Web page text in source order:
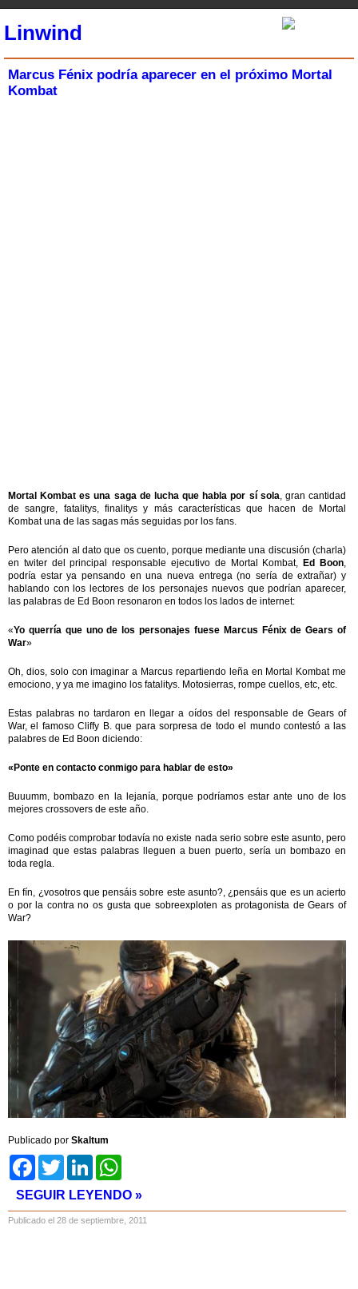
Linwind
Marcus Fénix podría aparecer en el próximo Mortal
Kombat
Mortal Kombat es una saga de lucha que habla por sí sola, gran cantidad
de sangre, fatalitys, finalitys y más características que hacen de Mortal
Kombat una de las sagas más seguidas por los fans.
Pero atención al dato que os cuento, porque mediante una discusión (charla)
en twiter del principal responsable ejecutivo de Mortal Kombat, Ed Boon,
podría estar ya pensando en una nueva entrega (no sería de extrañar) y
hablando con los lectores de los personajes nuevos que podrían aparecer,
las palabras de Ed Boon resonaron en todos los lados de internet:
«Yo querría que uno de los personajes fuese Marcus Fénix de Gears of
War»
Oh, dios, solo con imaginar a Marcus repartiendo leña en Mortal Kombat me
emociono, y ya me imagino los fatalitys. Motosierras, rompe cuellos, etc, etc.
Estas palabras no tardaron en llegar a oídos del responsable de Gears of
War, el famoso Cliffy B. que para sorpresa de todo el mundo contestó a las
palabres de Ed Boon diciendo:
«Ponte en contacto conmigo para hablar de esto»
Buuumm, bombazo en la lejanía, porque podríamos estar ante uno de los
mejores crossovers de este año.
Como podéis comprobar todavía no existe nada serio sobre este asunto, pero
imaginad que estas palabras lleguen a buen puerto, sería un bombazo en
toda regla.
En fín, ¿vosotros que pensáis sobre este asunto?, ¿pensáis que es un acierto
o por la contra no os gusta que sobreexploten as protagonista de Gears of
War?
Publicado por Skaltum
FacebookTwitter LinkedIn
SEGUIR LEYENDO »
Publicado el 28 de septiembre, 2011